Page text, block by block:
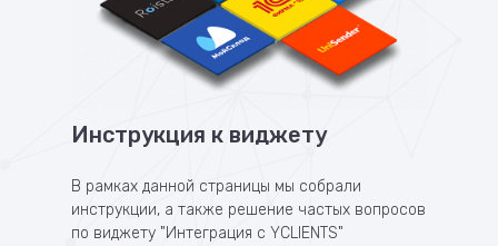
Инструкция к виджету
В рамках данной страницы мы собрали
инструкции, а также решение частых вопросов
по виджету "Интеграция с YCLIENTS"